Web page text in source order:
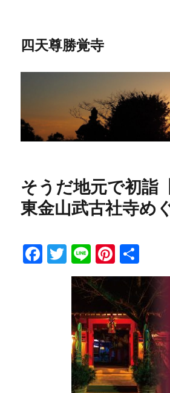
四天尊勝覚寺
そうだ地元で初詣
東金山武古社寺め
F
T
w
it
te
r
Li
n
e
Pi
n
te
re
st
有